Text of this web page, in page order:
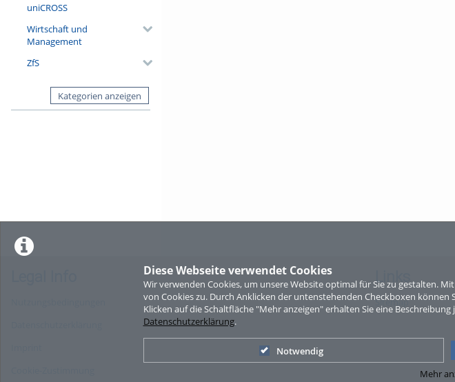
Diese Webseite verwendet Cookies
Wir verwenden Cookies, um unsere Website optimal für Sie zu gestalten.
von Cookies zu. Durch Anklicken der untenstehenden Checkboxen können
Klicken auf die Schaltfläche "Mehr anzeigen" erhalten Sie eine
Datenschutzerklärung.
Notwendig
Mehr
uniCROSS
Wirtschaft und
Management
ZfS
Kategorien anzeigen
Links
Sitemap